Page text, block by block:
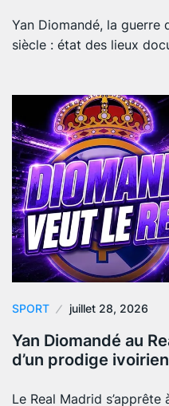
Yan Diomandé, la
siècle : état des lieux
SPORT juillet 28, 2026
Yan Diomandé au
d’un prodige ivoirien
Le Real Madrid s’apprête